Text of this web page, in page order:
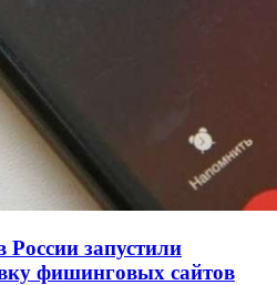
в Волгограде пройдёт
Года единства народов
запустили
фишинговых сайтов